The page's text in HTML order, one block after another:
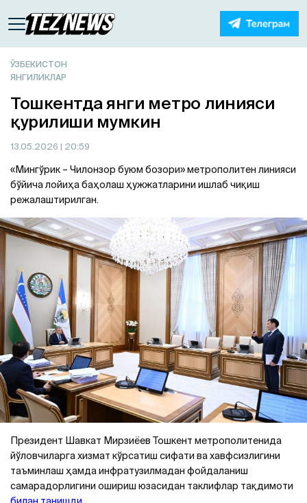
ЎЗБЕКИСТОН
ЯНГИЛИКЛАР
Тошкентда янги метро линияси
қурилиши мумкин
13.05.2026 | 20:59
«Мингўрик – Чилонзор буюм бозори» метрополитен линияси
бўйича лойиҳа баҳолаш ҳужжатларини ишлаб чиқиш
режалаштирилган.
Президент Шавкат Мирзиёев Тошкент метрополитенида
йўловчиларга хизмат кўрсатиш сифати ва хавфсизлигини
таъминлаш ҳамда инфратузилмадан фойдаланиш
самарадорлигини ошириш юзасидан таклифлар тақдимоти
билан танишди.